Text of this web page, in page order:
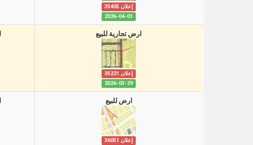
إعلان 35405
2026-04-01
ارض تجارية للبيع
إعلان 35221
2026-03-29
ارض للبيع
إعلان 36051